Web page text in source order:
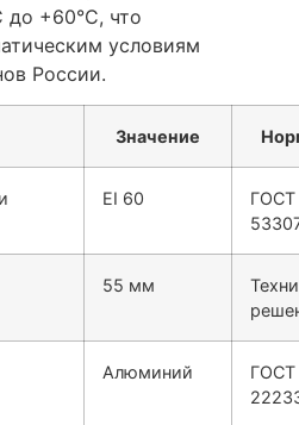
до +60°C, что
условиям
России.
Значение
EI 60
ГОСТ
55 мм
Алюминий
ГОСТ